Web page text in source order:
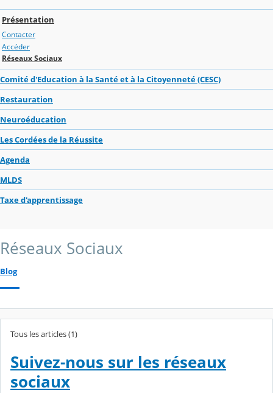
Présentation
Contacter
Accéder
Réseaux Sociaux
Comité d'Education à la Santé et à la Citoyenneté (CESC)
Restauration
Neuroéducation
Les Cordées de la Réussite
Agenda
MLDS
Taxe d'apprentissage
Réseaux Sociaux
Blog
Tous les articles (1)
Suivez-nous sur les réseaux
sociaux